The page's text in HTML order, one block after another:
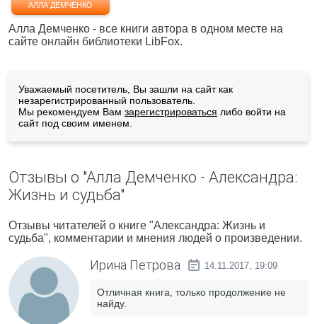
АЛЛА ДЕМЧЕНКО
Алла Демченко - все книги автора в одном месте на
сайте онлайн библиотеки LibFox.
Уважаемый посетитель, Вы зашли на сайт как
незарегистрированный пользователь.
Мы рекомендуем Вам зарегистрироваться либо войти на
сайт под своим именем.
Отзывы о "Алла Демченко - Александра:
Жизнь и судьба"
Отзывы читателей о книге "Александра: Жизнь и
судьба", комментарии и мнения людей о произведении.
Ирина Петрова 14.11.2017, 19:09
Отличная книга, только продолжение не
найду.